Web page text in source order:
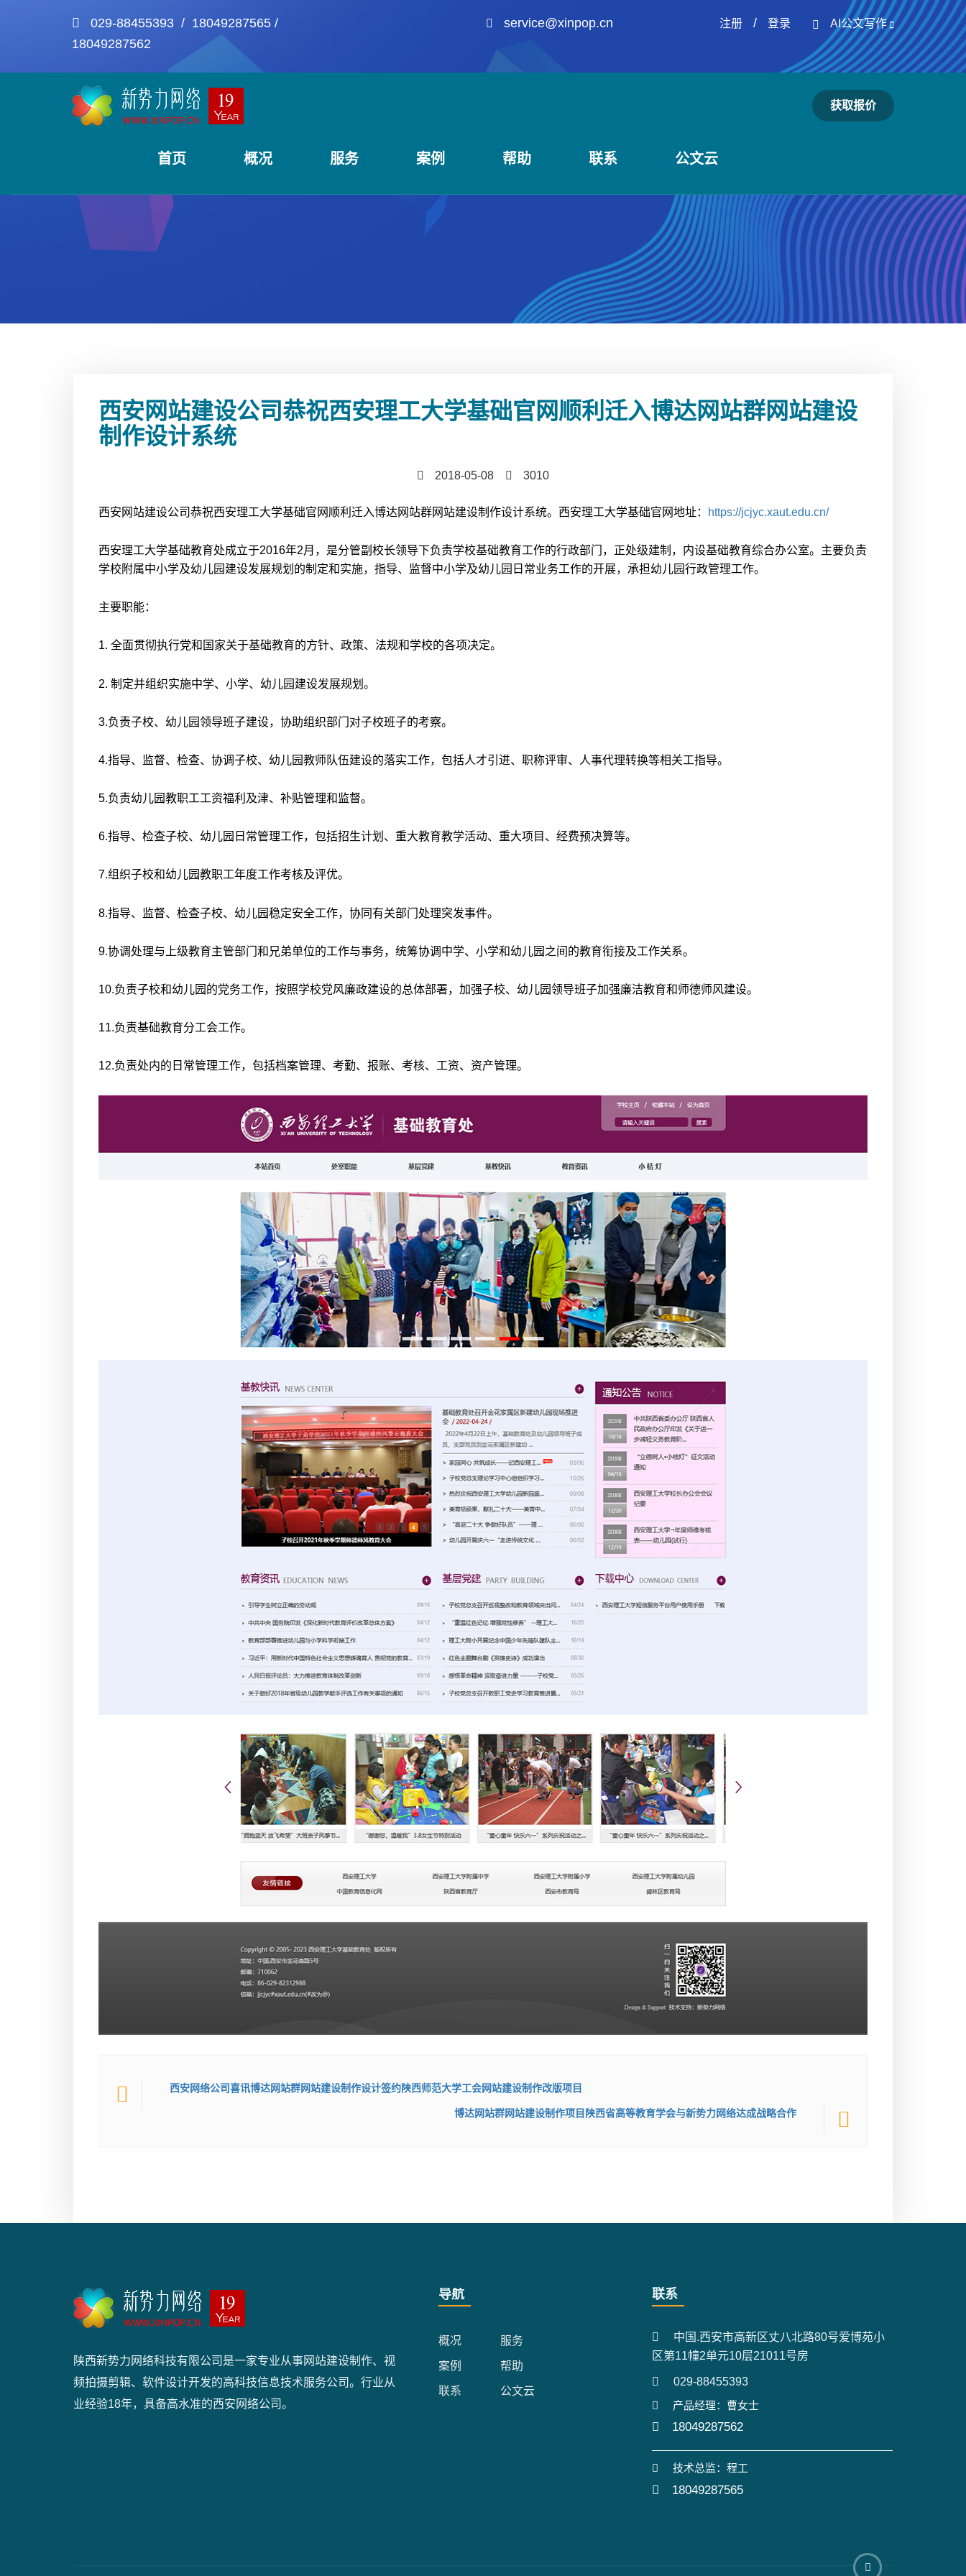
029-88455393 / 18049287565 /
18049287562
service@xinpop.cn 注册/ 登录 AI公文写作
首页 概况 服务 案例 帮助 联系 公文云
获取报价
西安网站建设公司恭祝西安理工大学基础官网顺利迁入博达网站群网站建设
制作设计系统
2018-05-08 3010
西安网站建设公司恭祝西安理工大学基础官网顺利迁入博达网站群网站建设制作设计系统。西安理工大学基础官网地址： https://jcjyc.xaut.edu.cn/
西安理工大学基础教育处成立于2016年2月，是分管副校长领导下负责学校基础教育工作的行政部门，正处级建制，内设基础教育综合办公室。主要负责
学校附属中小学及幼儿园建设发展规划的制定和实施，指导、监督中小学及幼儿园日常业务工作的开展，承担幼儿园行政管理工作。
主要职能：
1. 全面贯彻执行党和国家关于基础教育的方针、政策、法规和学校的各项决定。
2. 制定并组织实施中学、小学、幼儿园建设发展规划。
3.负责子校、幼儿园领导班子建设，协助组织部门对子校班子的考察。
4.指导、监督、检查、协调子校、幼儿园教师队伍建设的落实工作，包括人才引进、职称评审、人事代理转换等相关工指导。
5.负责幼儿园教职工工资福利及津、补贴管理和监督。
6.指导、检查子校、幼儿园日常管理工作，包括招生计划、重大教育教学活动、重大项目、经费预决算等。
7.组织子校和幼儿园教职工年度工作考核及评优。
8.指导、监督、检查子校、幼儿园稳定安全工作，协同有关部门处理突发事件。
9.协调处理与上级教育主管部门和兄弟单位的工作与事务，统筹协调中学、小学和幼儿园之间的教育衔接及工作关系。
10.负责子校和幼儿园的党务工作，按照学校党风廉政建设的总体部署，加强子校、幼儿园领导班子加强廉洁教育和师德师风建设。
11.负责基础教育分工会工作。
12.负责处内的日常管理工作，包括档案管理、考勤、报账、考核、工资、资产管理。
西安网络公司喜讯博达网站群网站建设制作设计签约陕西师范大学工会网站建设制作改版项目
博达网站群网站建设制作项目陕西省高等教育学会与新势力网络达成战略合作
陕西新势力网络科技有限公司是一家专业从事网站建设制作、视
频拍摄剪辑、软件设计开发的高科技信息技术服务公司。行业从
业经验18年，具备高水准的西安网络公司。
导航
概况 服务
案例 帮助
联系 公文云
联系
中国.西安市高新区丈八北路80号爱博苑小
区第11幢2单元10层21011号房
029-88455393
产品经理：曹女士
18049287562
技术总监：程工
18049287565